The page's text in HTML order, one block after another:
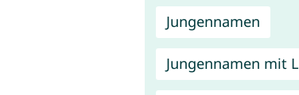
Jungennamen
Jungennamen mit L